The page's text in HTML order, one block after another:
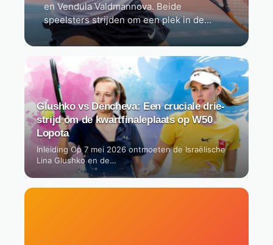
en Vendula Valdmannova. Beide
speelsters strijden om een plek in de…
Glushko vs Dencheva: Een cruciale drie-
strijd om de kwartfinaleplaats op W50
Lopota
Inleiding Op 7 mei 2026 ontmoeten de Israëlische
Lina Glushko en de…